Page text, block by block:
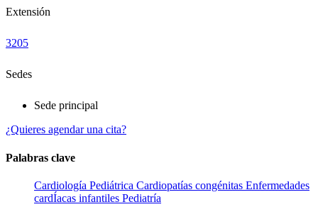
Extensión
3205
Sedes
Sede principal
¿Quieres agendar una cita?
Palabras clave
Cardiología Pediátrica Cardiopatías congénitas Enfermedades
cardÍacas infantiles Pediatría